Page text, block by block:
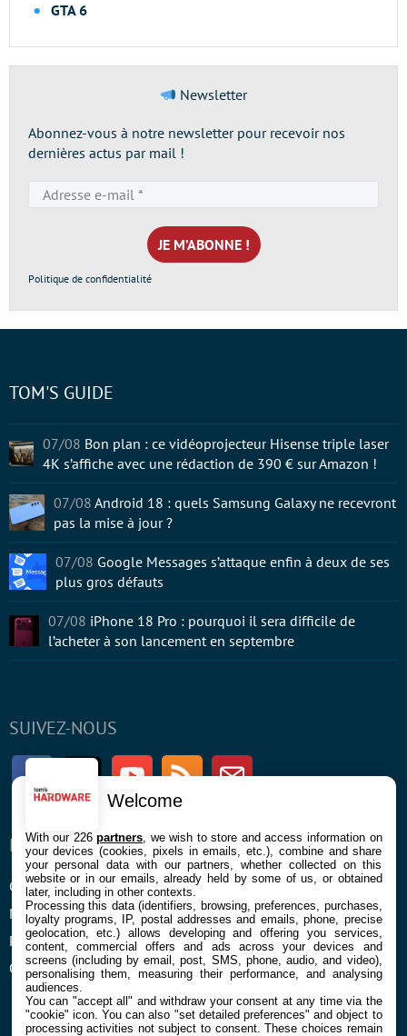
GTA 6
Newsletter
Abonnez-vous à notre newsletter pour recevoir nos
dernières actus par mail !
e-
mail
*
Politique de confidentialité
SUIVEZ-NOUS
FacebookTwitter Youtube RSS Newsletter
ENTREPRISE
Confidentialité et Cookies
Mentions légales et CGU
Préférences Cookies
Qui sommes nous
À PROPOS
Contact
TOM'S GUIDE
07/08 Bon plan : ce vidéoprojecteur Hisense triple laser
4K s’affiche avec une rédaction de 390 € sur Amazon !
07/08 Android 18 : quels Samsung Galaxy ne recevront
pas la mise à jour ?
07/08 Google Messages s’attaque enfin à deux de ses
plus gros défauts
07/08 iPhone 18 Pro : pourquoi il sera difficile de
l’acheter à son lancement en septembre
Welcome
With our 226partners , we wish to store and access information on
your devices (cookies, pixels in emails, etc.), combine and share
your personal data with our partners, whether collected on this
website or in our emails, already held by some of us, or obtained
later, including in other contexts.
Processing this data (identifiers, browsing, preferences, purchases,
loyalty programs, IP, postal addresses and emails, phone, precise
geolocation, etc.) allows developing and offering you services,
content, commercial offers and ads across your devices and
screens (including by email, post, SMS, phone, audio, and video),
personalising them, measuring their performance, and analysing
audiences.
You can "accept all" and withdraw your consent at any time via the
"cookie" icon. You can also "set detailed preferences" and object to
processing activities not subject to consent. These choices remain